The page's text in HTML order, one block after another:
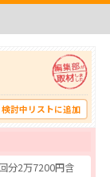
検討中リストに追加
分2万7200円含